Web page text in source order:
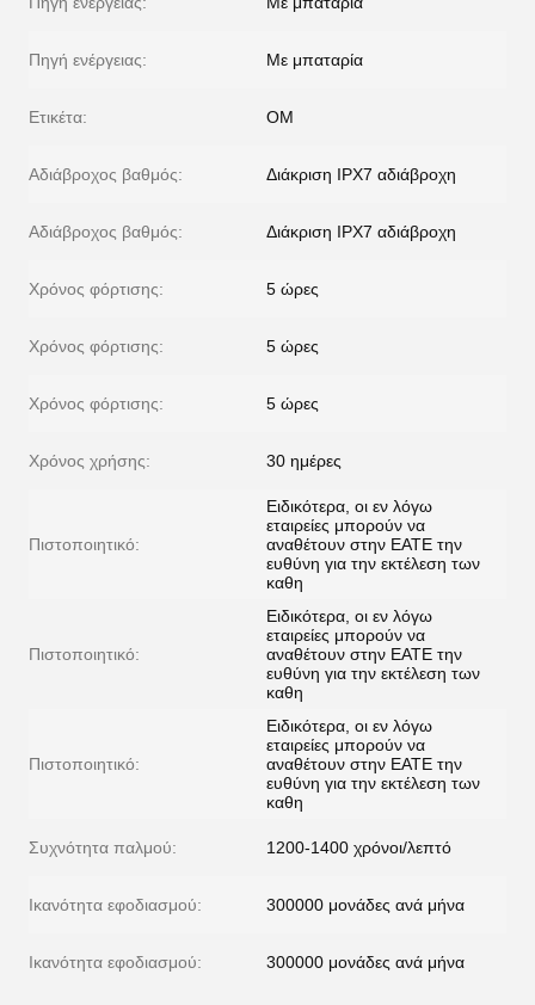
Πηγή ενέργειας: Με μπαταρία
Ετικέτα: ΟΜ
Αδιάβροχος βαθμός: Διάκριση IPX7 αδιάβροχη
Αδιάβροχος βαθμός: Διάκριση IPX7 αδιάβροχη
Χρόνος φόρτισης: 5 ώρες
Χρόνος φόρτισης: 5 ώρες
Χρόνος φόρτισης: 5 ώρες
Χρόνος χρήσης: 30 ημέρες
Πιστοποιητικό:
Ειδικότερα, οι εν λόγω
εταιρείες μπορούν να
αναθέτουν στην ΕΑΤΕ την
ευθύνη για την εκτέλεση των
καθη
Πιστοποιητικό:
Ειδικότερα, οι εν λόγω
εταιρείες μπορούν να
αναθέτουν στην ΕΑΤΕ την
ευθύνη για την εκτέλεση των
καθη
Πιστοποιητικό:
Ειδικότερα, οι εν λόγω
εταιρείες μπορούν να
αναθέτουν στην ΕΑΤΕ την
ευθύνη για την εκτέλεση των
καθη
Συχνότητα παλμού: 1200-1400 χρόνοι/λεπτό
Ικανότητα εφοδιασμού: 300000 μονάδες ανά μήνα
Ικανότητα εφοδιασμού: 300000 μονάδες ανά μήνα